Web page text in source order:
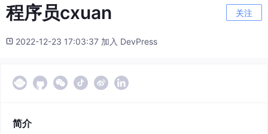
程序员cxuan 关注
2022-12-23 17:03:37 加入 DevPress
简介